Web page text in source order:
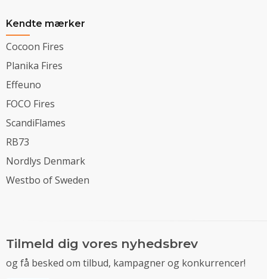
Kendte mærker
Cocoon Fires
Planika Fires
Effeuno
FOCO Fires
ScandiFlames
RB73
Nordlys Denmark
Westbo of Sweden
Tilmeld dig vores nyhedsbrev
og få besked om tilbud, kampagner og konkurrencer!